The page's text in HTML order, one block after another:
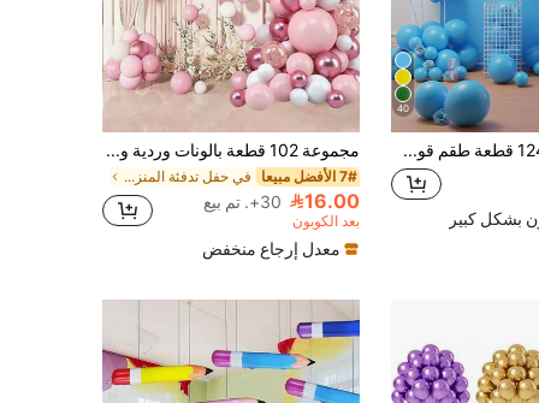
40
124/60/10 قطعة طقم قوس بالونات لاتكس أزرق فاتح مطفي، بالونات هيليوم متعددة الأحجام 5/10/12/18 بوصة، ديكور حورية البحر للزفاف والذكرى السنوية وعيد الميلاد والتخرج وحفلات كشف المولود
بشكل كبير
مجموعة 102 قطعة بالونات وردية وبيضاء، بالونات ديكور حفلات أعياد الميلاد والزفاف والغرف والجدران، مجموعة قوس البالونات، بالونات رقائق معدنية وترتر
7# الأفضل مبيعا في حفل تدفئة المنزل بالونات الديكور
16.00 30+. تم بيع
بعد الكوبون
معدل إرجاع منخفض